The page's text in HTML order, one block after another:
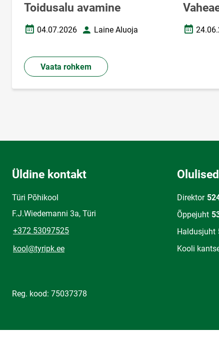
Toidusalu avamine
Loomise kuupäev
04.07.2026 AutorLaine Aluoja Loomise
Vaata rohkem
Üldine kontakt
Türi Põhikool
F.J.Wiedemanni 3a, Türi
+372 53097525
kool@tyripk.ee
Direktor
Õppejuht
Haldusjuht
Kooli
Reg. kood: 75037378